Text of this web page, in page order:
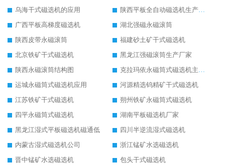
乌海干式磁选机的应用
陕西平板全自动磁选机生产厂家
广西平板高梯度磁选机
湖北强磁永磁滚筒
陕西皮带永磁滚筒
福建砂土矿干式磁选机
北京铁矿干式磁选机
黑龙江强磁滚筒生产厂家
陕西永磁滚筒结构图
克拉玛依永磁筒式磁选机主要技术参数
运城永磁筒式磁选机应用
河源精选钨精矿干式磁选机
江苏铁矿干式磁选机
朔州铁矿永磁筒式磁选机
四平永磁筒式磁选机
湖南平板磁选机厂家
黑龙江湿式平板磁选机磁通低
四川半逆流湿式磁选机
内蒙古湿式磁选机公司
浙江锰矿水选磁选机
晋中锰矿水选磁选机
包头干式磁选机